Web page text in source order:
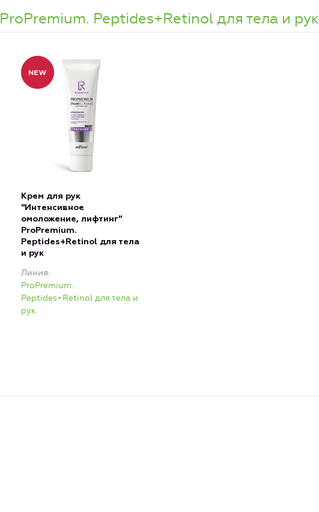
ProPremium. Peptides+Retinol для тела и рук
Крем для рук
"Интенсивное
омоложение, лифтинг"
ProPremium.
Peptides+Retinol для тела
и рук
Линия
ProPremium.
Peptides+Retinol для тела и
рук